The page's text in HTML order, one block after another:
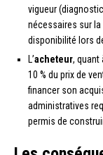
vigueur
nécessaires sur
disponibilité lors
L’acheteur, quant
10 % du prix de
financer son
administratives
permis de